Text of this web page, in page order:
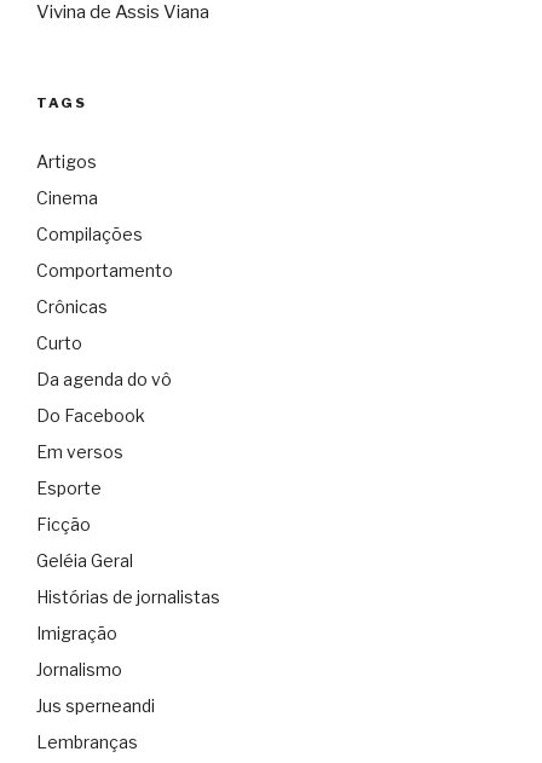
Vivina de Assis Viana
TAGS
Artigos
Cinema
Compilações
Comportamento
Crônicas
Curto
Da agenda do vô
Do Facebook
Em versos
Esporte
Ficção
Geléia Geral
Histórias de jornalistas
Imigração
Jornalismo
Jus sperneandi
Lembranças